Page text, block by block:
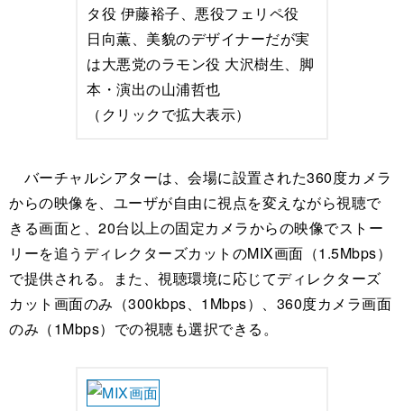
タ役 伊藤裕子、悪役フェリペ役
日向薫、美貌のデザイナーだが実
は大悪党のラモン役 大沢樹生、脚
本・演出の山浦哲也
（クリックで拡大表示）
バーチャルシアターは、会場に設置された360度カメラ
からの映像を、ユーザが自由に視点を変えながら視聴で
きる画面と、20台以上の固定カメラからの映像でストー
リーを追うディレクターズカットのMIX画面（1.5Mbps）
で提供される。また、視聴環境に応じてディレクターズ
カット画面のみ（300kbps、1Mbps）、360度カメラ画面
のみ（1Mbps）での視聴も選択できる。